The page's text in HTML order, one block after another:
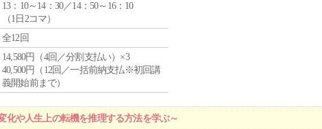
13：10～14：30／14：50～16：10
（1日2コマ）
全12回
14,580円（4回／分割支払い）×3
40,500円（12回／一括前納支払※初回講
義開始前まで）
や人生上の転機を推理する方法を学ぶ～